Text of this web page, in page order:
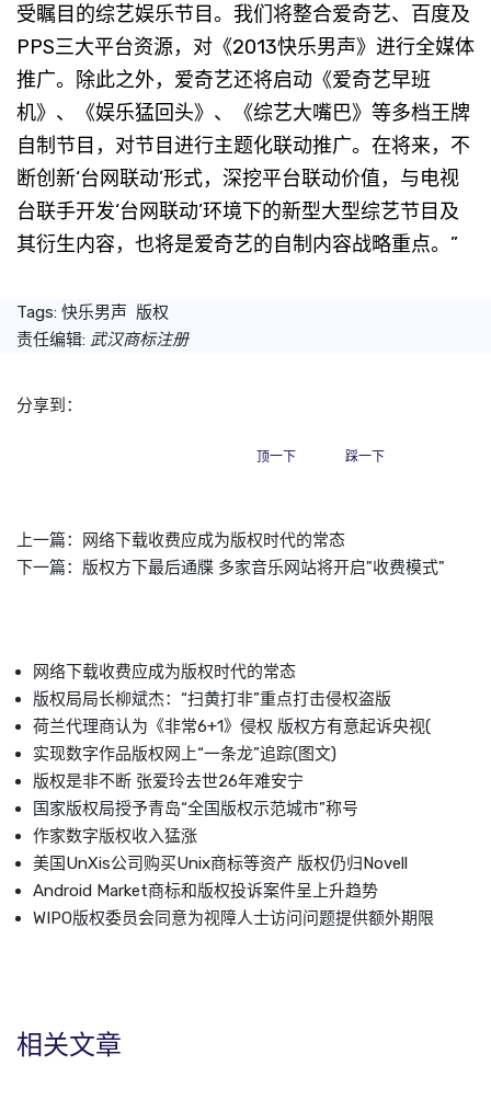
受瞩目的综艺娱乐节目。我们将整合爱奇艺、百度及
PPS三大平台资源，对《2013快乐男声》进行全媒体
推广。除此之外，爱奇艺还将启动《爱奇艺早班
机》、《娱乐猛回头》、《综艺大嘴巴》等多档王牌
自制节目，对节目进行主题化联动推广。在将来，不
断创新‘台网联动’形式，深挖平台联动价值，与电视
台联手开发‘台网联动’环境下的新型大型综艺节目及
其衍生内容，也将是爱奇艺的自制内容战略重点。”
Tags: 快乐男声 版权
责任编辑: 武汉商标注册
分享到：
顶一下 踩一下
上一篇：
网络下载收费应成为版权时代的常态
下一篇： 版权方下最后通牒 多家音乐网站将开启"收费模式"
网络下载收费应成为版权时代的常态
版权局局长柳斌杰：“扫黄打非”重点打击侵权盗版
荷兰代理商认为《非常6+1》侵权 版权方有意起诉央视(
实现数字作品版权网上“一条龙”追踪(图文)
版权是非不断 张爱玲去世26年难安宁
国家版权局授予青岛“全国版权示范城市”称号
作家数字版权收入猛涨
美国UnXis公司购买Unix商标等资产 版权仍归Novell
Android Market商标和版权投诉案件呈上升趋势
WIPO版权委员会同意为视障人士访问问题提供额外期限
相关文章